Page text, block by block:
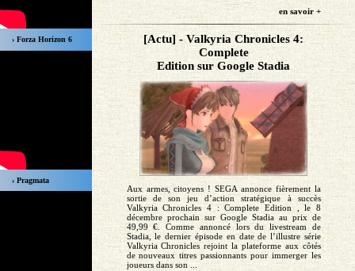
› Forza Horizon 6
› Pragmata
en savoir +
[Actu] - Valkyria Chronicles 4:
Complete
Edition sur Google Stadia
Aux armes, citoyens ! SEGA annonce fièrement la
sortie de son jeu d’action stratégique à succès
Valkyria Chronicles 4 : Complete Edition , le 8
décembre prochain sur Google Stadia au prix de
49,99 €. Comme annoncé lors du livestream de
Stadia, le dernier épisode en date de l’illustre série
Valkyria Chronicles rejoint la plateforme aux côtés
de nouveaux titres passionnants pour immerger les
joueurs dans son ...